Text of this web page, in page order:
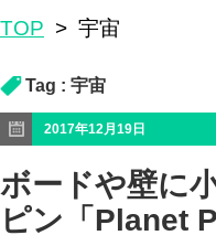
TOP > 宇宙
Tag : 宇宙
2017年12月19日
ボードや壁に
ピン「Planet